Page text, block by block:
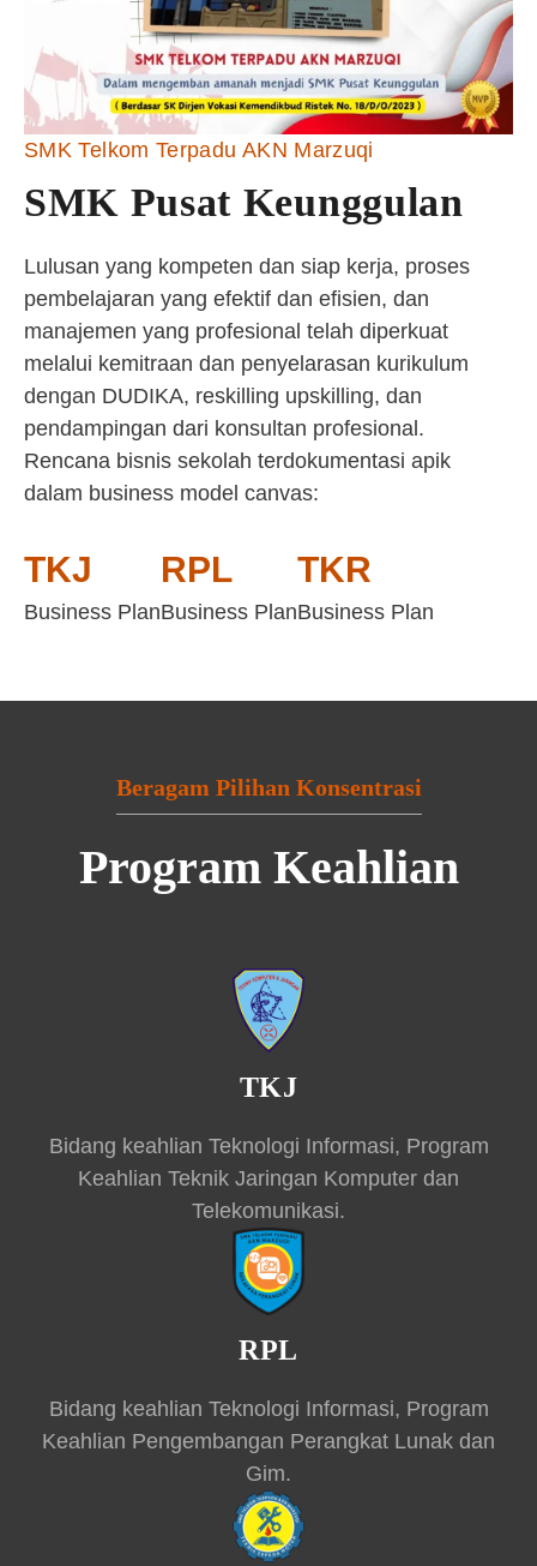
SMK Telkom Terpadu AKN Marzuqi
SMK Pusat Keunggulan
Lulusan yang kompeten dan siap kerja, proses
pembelajaran yang efektif dan efisien, dan
manajemen yang profesional telah diperkuat
melalui kemitraan dan penyelarasan kurikulum
dengan DUDIKA, reskilling upskilling, dan
pendampingan dari konsultan profesional.
Rencana bisnis sekolah terdokumentasi apik
dalam business model canvas:
TKJ
Business Plan
RPL
Business Plan
TKR
Business Plan
Beragam Pilihan Konsentrasi
Program Keahlian
TKJ
Bidang keahlian Teknologi Informasi, Program
Keahlian Teknik Jaringan Komputer dan
Telekomunikasi.
RPL
Bidang keahlian Teknologi Informasi, Program
Keahlian Pengembangan Perangkat Lunak dan
Gim.